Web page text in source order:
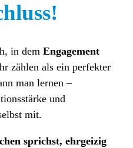
in dem Engagement
zählen als ein perfekter
man lernen –
und
mit.
sprichst, ehrgeizig